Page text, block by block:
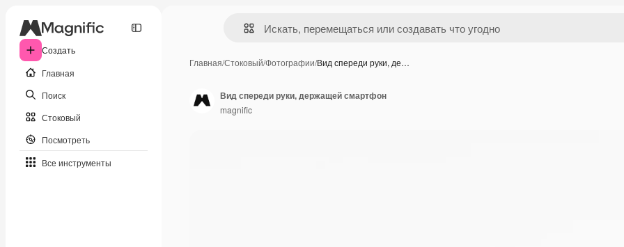
Создать
Главная
Поиск
Стоковый
Посмотреть
Все инструменты
Главная/Стоковый/Фотографии/Вид спереди руки, де…
Вид спереди руки, держащей смартфон
magnific